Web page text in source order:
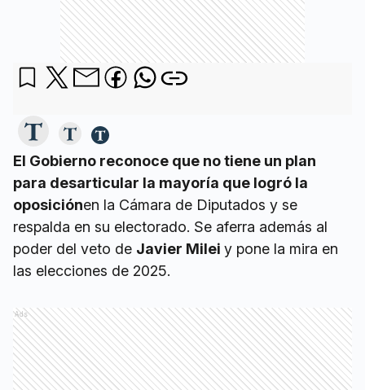
El Gobierno reconoce que no tiene un plan
para desarticular la mayoría que logró la
oposiciónen la Cámara de Diputados y se
respalda en su electorado. Se aferra además al
poder del veto de Javier Milei y pone la mira en
las elecciones de 2025.
Ads